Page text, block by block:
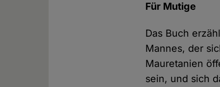
Für Mutige
Das Buch
Mannes, der
Mauretanien
sein, und sich